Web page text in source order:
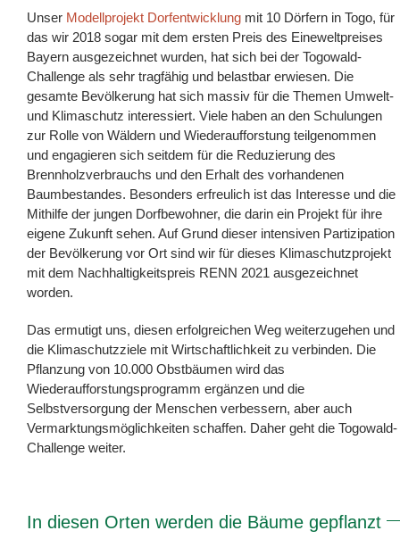
Unser Modellprojekt Dorfentwicklungmit 10 Dörfern in Togo, für
das wir 2018 sogar mit dem ersten Preis des Eineweltpreises
Bayern ausgezeichnet wurden, hat sich bei der Togowald-
Challenge als sehr tragfähig und belastbar erwiesen. Die
gesamte Bevölkerung hat sich massiv für die Themen Umwelt-
und Klimaschutz interessiert. Viele haben an den Schulungen
zur Rolle von Wäldern und Wiederaufforstung teilgenommen
und engagieren sich seitdem für die Reduzierung des
Brennholzverbrauchs und den Erhalt des vorhandenen
Baumbestandes. Besonders erfreulich ist das Interesse und die
Mithilfe der jungen Dorfbewohner, die darin ein Projekt für ihre
eigene Zukunft sehen. Auf Grund dieser intensiven Partizipation
der Bevölkerung vor Ort sind wir für dieses Klimaschutzprojekt
mit dem Nachhaltigkeitspreis RENN 2021 ausgezeichnet
worden.
Das ermutigt uns, diesen erfolgreichen Weg weiterzugehen und
die Klimaschutzziele mit Wirtschaftlichkeit zu verbinden. Die
Pflanzung von 10.000 Obstbäumen wird das
Wiederaufforstungsprogramm ergänzen und die
Selbstversorgung der Menschen verbessern, aber auch
Vermarktungsmöglichkeiten schaffen. Daher geht die Togowald-
Challenge weiter.
In diesen Orten werden die Bäume gepflanzt